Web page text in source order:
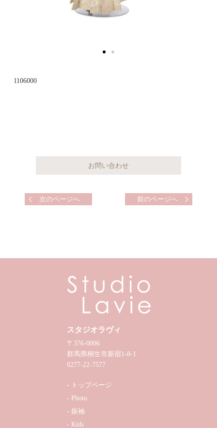
1106000
次のページへ 前のページへ
スタジオラヴィ
〒376-0006
群馬県桐生市新宿1-8-1
0277-22-7577
トップページ
Photo
振袖
Kids